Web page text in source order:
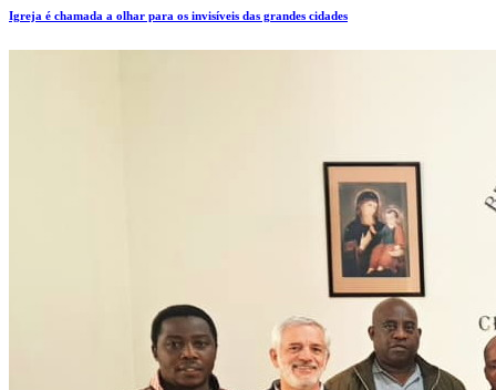
Igreja é chamada a olhar para os invisíveis das grandes cidades